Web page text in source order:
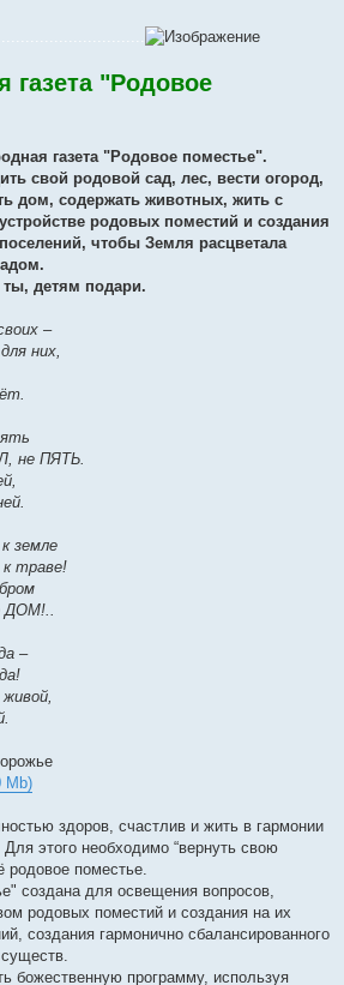
газета "Родовое
газета "Родовое поместье".
свой родовой сад, лес, вести огород,
дом, содержать животных, жить с
родовых поместий и создания
чтобы Земля расцветала
детям подари.
–
них,
не ПЯТЬ.
земле
траве!
ДОМ!..
–
Mb)
здоров, счастлив и жить в гармонии
этого необходимо “вернуть свою
родовое поместье.
создана для освещения вопросов,
родовых поместий и создания на их
создания гармонично сбалансированного
божественную программу, используя